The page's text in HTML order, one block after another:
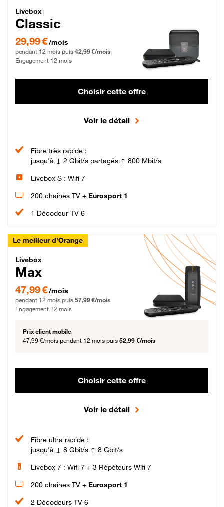
Livebox Classic Fibre
Livebox
Classic
29,99 € par mois pendant 12 mois puis 42,99 € par mois, Engagement 12 mois
29,99 €/mois
pendant 12 mois puis 42,99 €/mois
Engagement 12 mois
Choisir cette offre
Voir le détail
Fibre très rapide :
jusqu'à ↓ 2 Gbit/s partagés ↑ 800 Mbit/s
Livebox S : Wifi 7
200 chaînes TV + Eurosport 1
1 Décodeur TV 6
Le meilleur d'Orange
Livebox Max Fibre
Livebox
Max
47,99 € par mois pendant 12 mois puis 57,99 € par mois, Engagement 12 mois
47,99 €/mois
pendant 12 mois puis 57,99 €/mois
Engagement 12 mois
Prix client mobile
47,99 €/mois pendant 12 mois puis 52,99 €/mois
Choisir cette offre
Voir le détail
Fibre ultra rapide :
jusqu'à ↓ 8 Gbit/s ↑ 8 Gbit/s
Livebox 7 : Wifi 7 + 3 Répéteurs Wifi 7
200 chaînes TV + Eurosport 1
2 Décodeurs TV 6